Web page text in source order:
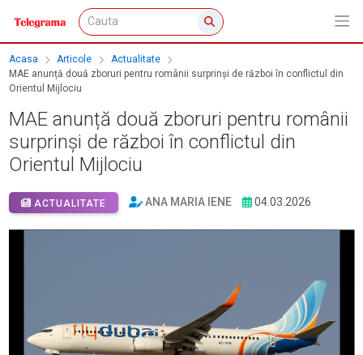
Acasa Articole
Actualitate
MAE anunță două zboruri pentru românii surprinși de război în conflictul din
Orientul Mijlociu
MAE anunță două zboruri pentru românii
surprinși de război în conflictul din
Orientul Mijlociu
ACTUALITATE ANA MARIA IENE 04.03.2026